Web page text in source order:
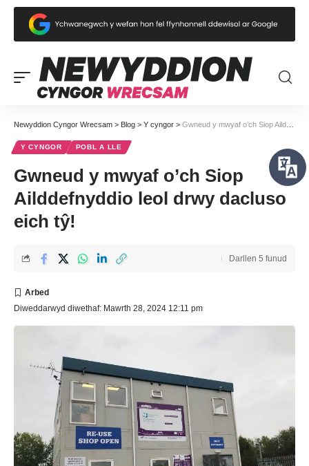
Newyddion Cyngor Wrecsam > Blog > Y cyngor > Gwneud y mwyaf o’ch Siop Ailddefnyddio leol drwy dacluso eich tŷ!
Y CYNGOR POBL A LLE
Gwneud y mwyaf o’ch Siop
Ailddefnyddio leol drwy dacluso
eich tŷ!
Diweddarwyd diwethaf: Mawrth 28, 2024 12:11 pm
Darllen 5 funud